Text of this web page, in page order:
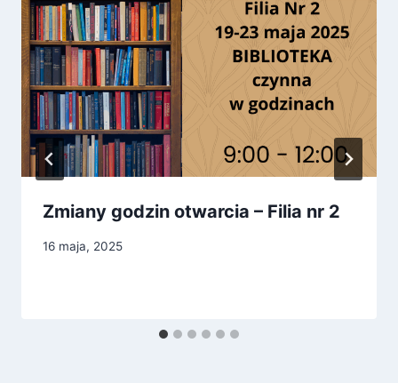
Zmiany godzin otwarcia – Filia nr 2
16 maja, 2025